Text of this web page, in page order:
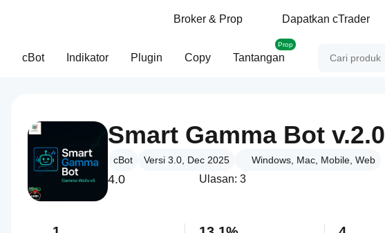
Broker & Prop Dapatkan cTrader
cBot Indikator Plugin Copy Tantangan
Prop
Smart Gamma Bot v.2.0
cBot Versi 3.0, Dec 2025 Windows, Mac, Mobile, Web
4.0 Ulasan: 3